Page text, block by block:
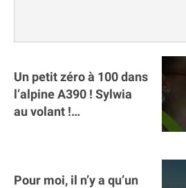
Un petit zéro à 100 dans
l’alpine A390 ￼! Sylwia
au volant !
Pour moi, il n’y a qu’un